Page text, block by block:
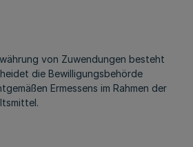
von Zuwendungen besteht
die Bewilligungsbehörde
Ermessens im Rahmen der